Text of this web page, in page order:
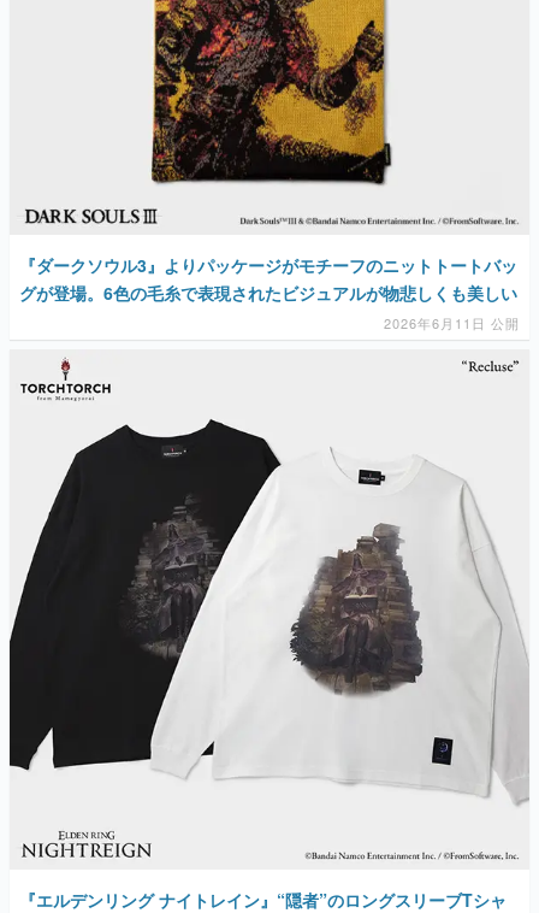
『ダークソウル3』よりパッケージがモチーフのニットトートバッ
グが登場。6色の毛糸で表現されたビジュアルが物悲しくも美しい
2026年6月11日 公開
『エルデンリング ナイトレイン』“隠者”のロングスリーブTシャ